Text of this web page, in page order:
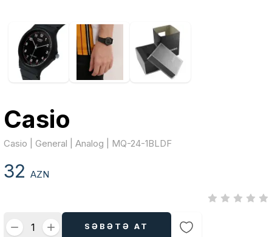
Casio
Casio | General | Analog | MQ-24-1BLDF
32AZN
SƏBƏTƏ AT